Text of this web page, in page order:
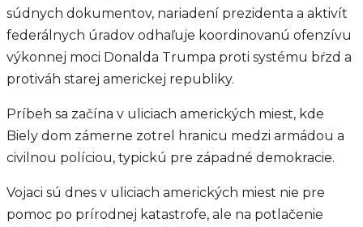
súdnych dokumentov, nariadení prezidenta a aktivít
federálnych úradov odhaľuje koordinovanú ofenzívu
výkonnej moci Donalda Trumpa proti systému bŕzd a
protiváh starej americkej republiky.
Príbeh sa začína v uliciach amerických miest, kde
Biely dom zámerne zotrel hranicu medzi armádou a
civilnou políciou, typickú pre západné demokracie.
Vojaci sú dnes v uliciach amerických miest nie pre
pomoc po prírodnej katastrofe, ale na potlačenie